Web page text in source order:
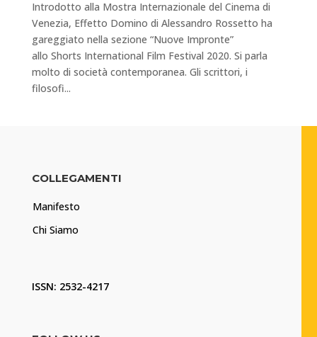
Introdotto alla Mostra Internazionale del Cinema di
Venezia, Effetto Domino di Alessandro Rossetto ha
gareggiato nella sezione “Nuove Impronte”
allo Shorts International Film Festival 2020. Si parla
molto di società contemporanea. Gli scrittori, i
filosofi...
COLLEGAMENTI
Manifesto
Chi Siamo
ISSN: 2532-4217